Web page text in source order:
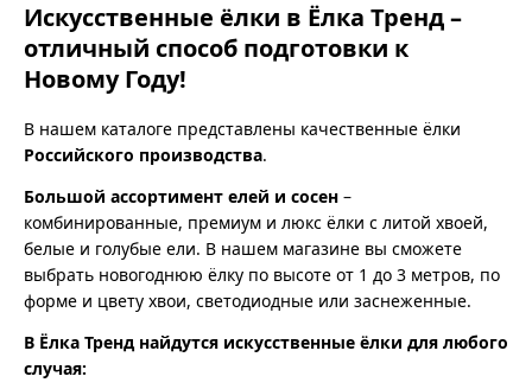
Искусственные ёлки в Ёлка Тренд –
отличный способ подготовки к
Новому Году!
В нашем каталоге представлены качественные ёлки
Российского производства.
Большой ассортимент елей и сосен –
комбинированные, премиум и люкс ёлки с литой хвоей,
белые и голубые ели. В нашем магазине вы сможете
выбрать новогоднюю ёлку по высоте от 1 до 3 метров, по
форме и цвету хвои, светодиодные или заснеженные.
В Ёлка Тренд найдутся искусственные ёлки для любого
случая: